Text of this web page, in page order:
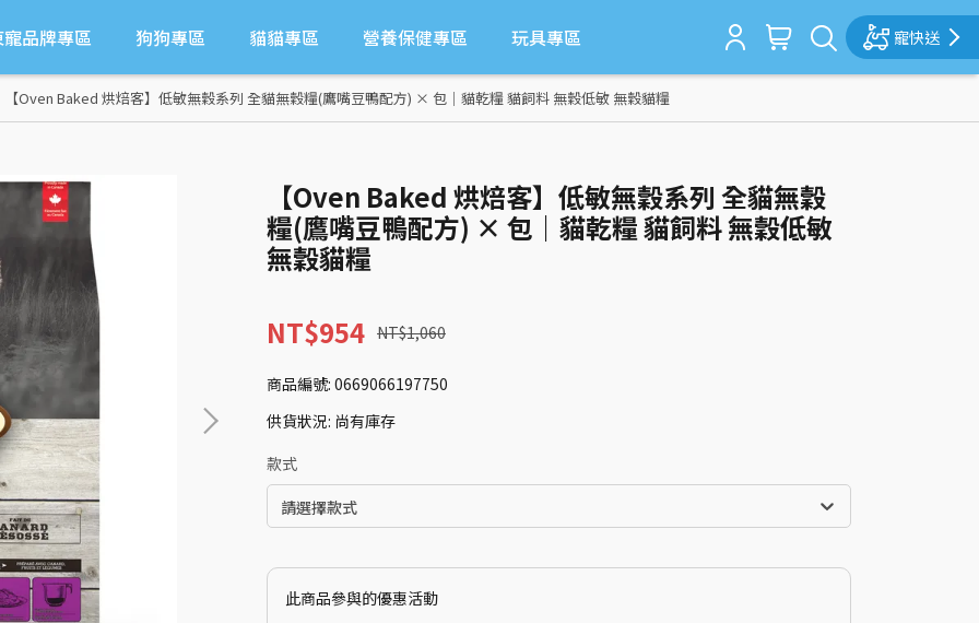
品牌專區 狗狗專區 貓貓專區 營養保健專區 玩具專區 寵快送
【Oven Baked 烘焙客】低敏無穀系列 全貓無穀糧(鷹嘴豆鴨配方) × 包｜貓乾糧 貓飼料 無穀低敏 無穀貓糧
【Oven Baked 烘焙客】低敏無穀系列 全貓無穀
糧(鷹嘴豆鴨配方) × 包｜貓乾糧 貓飼料 無穀低敏
無穀貓糧
NT$954 NT$1,060
商品編號: 0669066197750
供貨狀況: 尚有庫存
款式
此商品參與的優惠活動